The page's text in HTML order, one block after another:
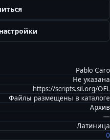
Pablo Caro
Не указана
https://scripts.sil.org/OFL
Файлы размещены в каталоге
Архив
—
Латиница
0